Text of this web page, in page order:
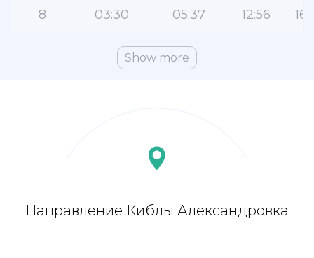
8 03:30 05:37 12:56
Show more
Направление Киблы Александровка